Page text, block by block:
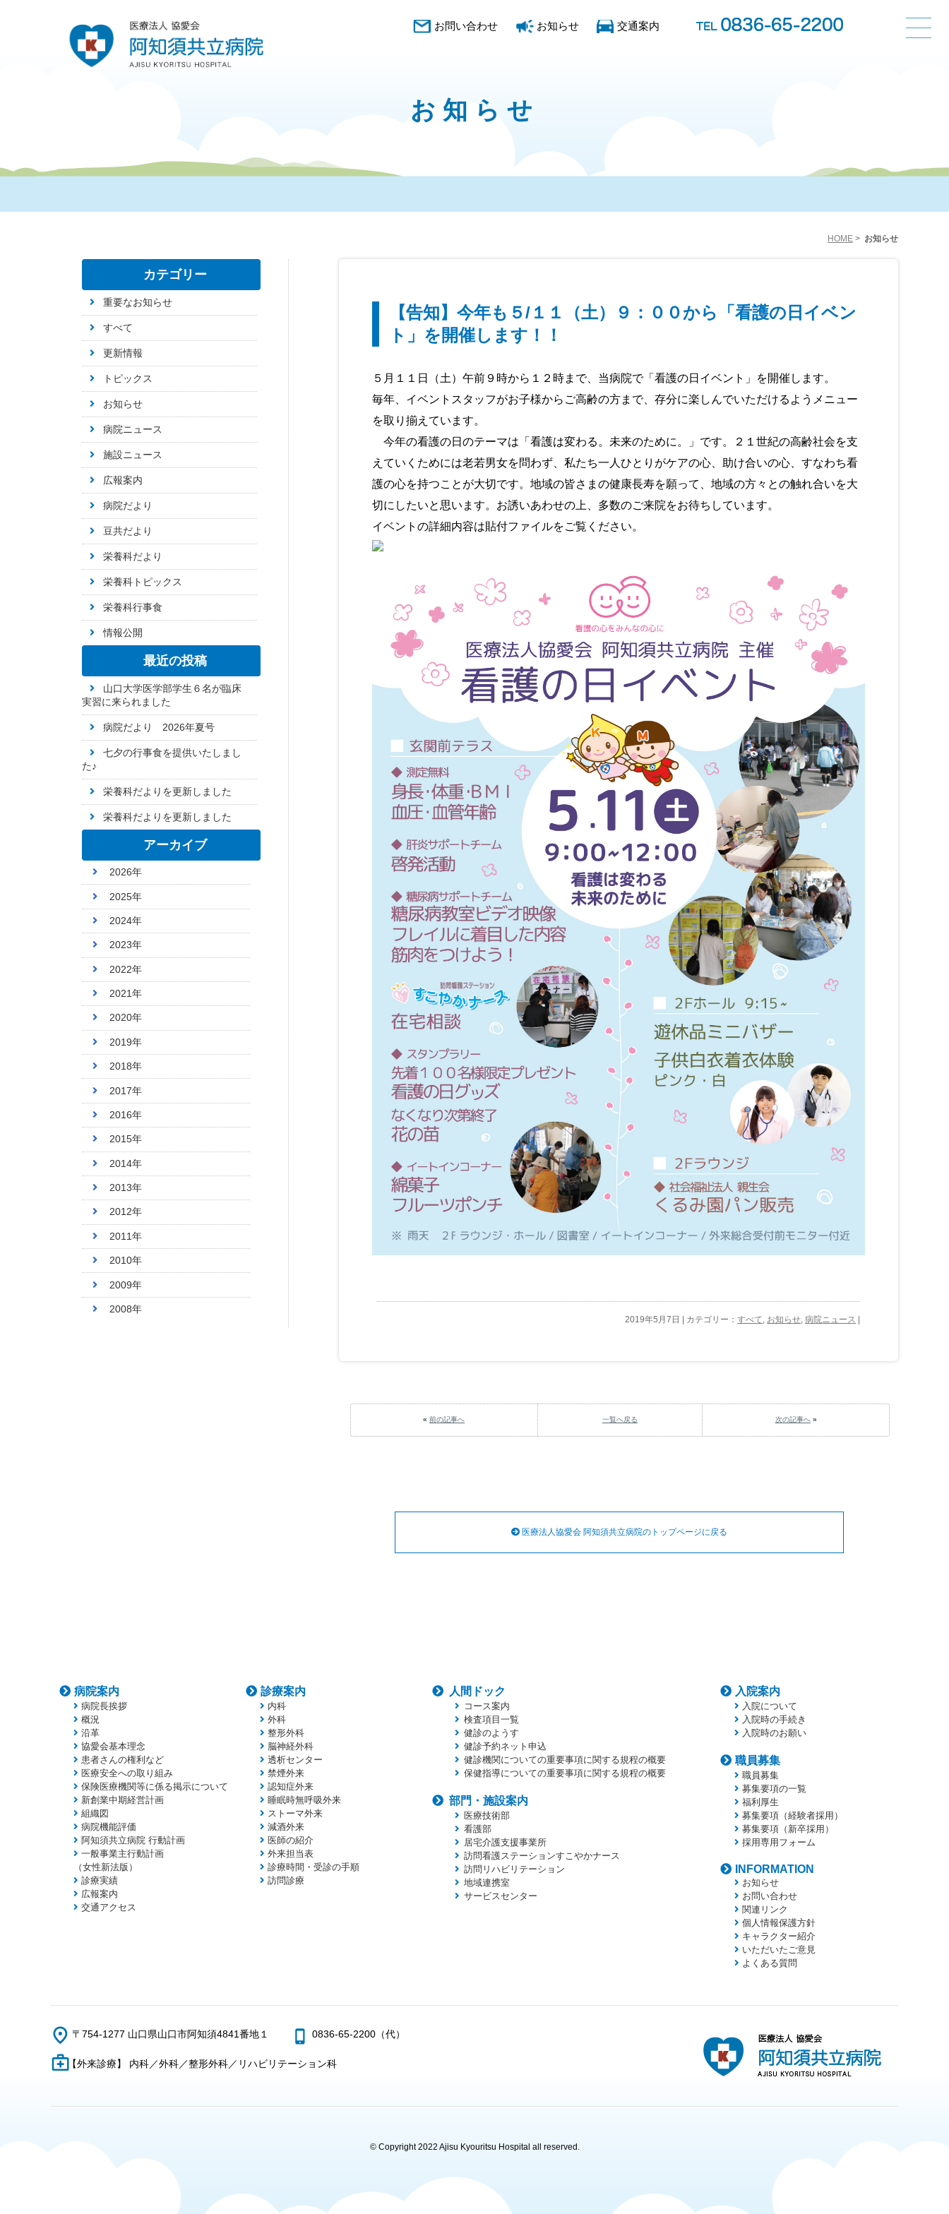
交通案内
お知らせ
お問い合わせ
お知らせ
HOME > お知らせ
【告知】今年も５/１１（土）９：００から「看護の日イベン
ト」を開催します！！
５月１１日（土）午前９時から１２時まで、当病院で「看護の日イベント」を開催します。
毎年、イベントスタッフがお子様からご高齢の方まで、存分に楽しんでいただけるようメニュー
を取り揃えています。
今年の看護の日のテーマは「看護は変わる。未来のために。」です。２１世紀の高齢社会を支
えていくためには老若男女を問わず、私たち一人ひとりがケアの心、助け合いの心、すなわち看
護の心を持つことが大切です。地域の皆さまの健康長寿を願って、地域の方々との触れ合いを大
切にしたいと思います。お誘いあわせの上、多数のご来院をお待ちしています。
イベントの詳細内容は貼付ファイルをご覧ください。
2019年5月7日 | カテゴリー：すべて, お知らせ,病院ニュース
«前の記事へ 一覧へ戻る 次の記事へ»
医療法人協愛会 阿知須共立病院のトップページに戻る
カテゴリー
重要なお知らせ
すべて
更新情報
トピックス
お知らせ
病院ニュース
施設ニュース
広報案内
病院だより
豆共だより
栄養科だより
栄養科トピックス
栄養科行事食
情報公開
最近の投稿
山口大学医学部学生６名が臨床
実習に来られました
病院だより 2026年夏号
七夕の行事食を提供いたしまし
た♪
栄養科だよりを更新しました
栄養科だよりを更新しました
アーカイブ
2026年
2025年
2024年
2023年
2022年
2021年
2020年
2019年
2018年
2017年
2016年
2015年
2014年
2013年
2012年
2011年
2010年
2009年
2008年
病院案内
病院長挨拶
概況
沿革
協愛会基本理念
患者さんの権利など
医療安全への取り組み
保険医療機関等に係る掲示について
新創業中期経営計画
組織図
病院機能評価
阿知須共立病院 行動計画
一般事業主行動計画
（女性新法版）
診療実績
広報案内
交通アクセス
診療案内
内科
外科
整形外科
脳神経外科
透析センター
禁煙外来
認知症外来
睡眠時無呼吸外来
ストーマ外来
減酒外来
医師の紹介
外来担当表
診療時間・受診の手順
訪問診療
人間ドック
コース案内
検査項目一覧
健診のようす
健診予約ネット申込
健診機関についての重要事項に関する規程の概要
保健指導についての重要事項に関する規程の概要
部門・施設案内
医療技術部
看護部
居宅介護支援事業所
訪問看護ステーションすこやかナース
訪問リハビリテーション
地域連携室
サービスセンター
入院案内
入院について
入院時の手続き
入院時のお願い
職員募集
職員募集
募集要項の一覧
福利厚生
募集要項（経験者採用）
募集要項（新卒採用）
採用専用フォーム
INFORMATION
お知らせ
お問い合わせ
関連リンク
個人情報保護方針
キャラクター紹介
いただいたご意見
よくある質問
〒754-1277 山口県山口市阿知須4841番地１ 0836-65-2200（代）
【外来診療】 内科／外科／整形外科／リハビリテーション科
© Copyright 2022 Ajisu Kyouritsu Hospital all reserved.